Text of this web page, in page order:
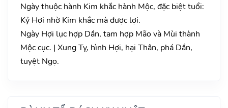
Ngày thuộc hành Kim khắc hành Mộc, đặc biệt tuổi:
Kỷ Hợi nhờ Kim khắc mà được lợi.
Ngày Hợi lục hợp Dần, tam hợp Mão và Mùi thành
Mộc cục. | Xung Tỵ, hình Hợi, hại Thân, phá Dần,
tuyệt Ngọ.